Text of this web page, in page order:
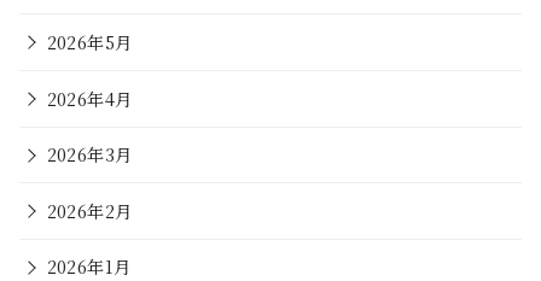
2026年5月
2026年4月
2026年3月
2026年2月
2026年1月